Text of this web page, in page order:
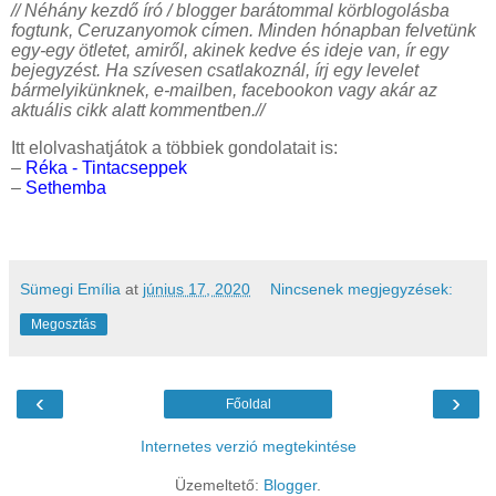
// Néhány kezdő író / blogger barátommal körblogolásba
fogtunk, Ceruzanyomok címen. Minden hónapban felvetünk
egy-egy ötletet, amiről, akinek kedve és ideje van, ír egy
bejegyzést. Ha szívesen csatlakoznál, írj egy levelet
bármelyikünknek, e-mailben, facebookon vagy akár az
aktuális cikk alatt kommentben.//
Itt elolvashatjátok a többiek gondolatait is:
– Réka - Tintacseppek
– Sethemba
Sümegi Emília at június 17, 2020 Nincsenek megjegyzések:
Megosztás
‹ ›
Főoldal
Internetes verzió megtekintése
Üzemeltető: Blogger.